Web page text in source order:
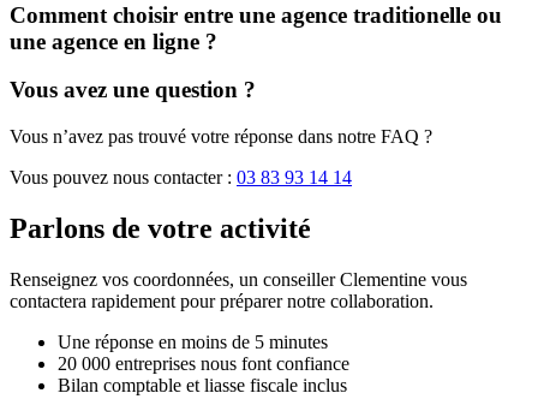
Comment choisir entre une agence traditionelle ou
une agence en ligne ?
Vous avez une question ?
Vous n’avez pas trouvé votre réponse dans notre FAQ ?
Vous pouvez nous contacter : 03 83 93 14 14
Parlons de votre activité
Renseignez vos coordonnées, un conseiller Clementine vous
contactera rapidement pour préparer notre collaboration.
Une réponse en moins de 5 minutes
20 000 entreprises nous font confiance
Bilan comptable et liasse fiscale inclus